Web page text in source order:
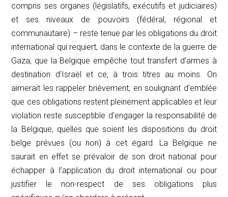
compris ses organes (législatifs, exécutifs et judiciaires)
et ses niveaux de pouvoirs (fédéral, régional et
communautaire) – reste tenue par les obligations du droit
international qui requiert, dans le contexte de la guerre de
Gaza, que la Belgique empêche tout transfert d’armes à
destination d’Israël et ce, à trois titres au moins. On
aimerait les rappeler brièvement, en soulignant d’emblée
que ces obligations restent pleinement applicables et leur
violation reste susceptible d’engager la responsabilité de
la Belgique, quelles que soient les dispositions du droit
belge prévues (ou non) à cet égard. La Belgique ne
saurait en effet se prévaloir de son droit national pour
échapper à l’application du droit international ou pour
justifier le non-respect de ses obligations plus